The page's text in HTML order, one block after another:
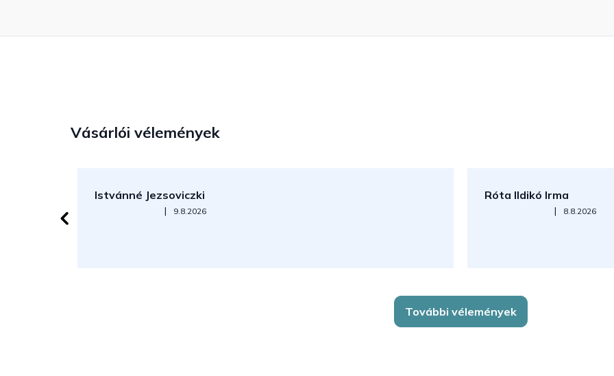
Vásárlói vélemények
Istvánné Jezsoviczki
Az áruház értékelése 5-ből 5 csillag.
| 9.8.2026
Róta Ildikó Irma
Az áruház értékelése 5-ből
| 8.8.2026
További vélemények